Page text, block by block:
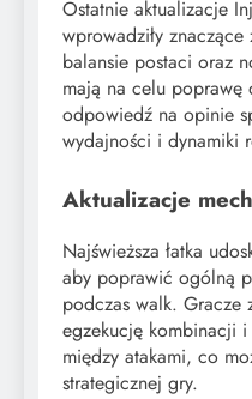
Ostatnie aktualizacje
wprowadziły
balansie postaci oraz
mają na celu poprawę
odpowiedź na opinie
wydajności i dynamiki
Aktualizacje
Najświeższa łatka
aby poprawić ogólną
podczas walk. Gracze
egzekucję kombinacji i
między atakami, co
strategicznej gry.